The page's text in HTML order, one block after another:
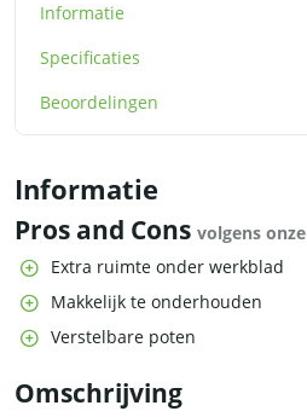
Informatie
Specificaties
Beoordelingen
Informatie
Pros and Cons volgens
Extra ruimte onder werkblad
Makkelijk te onderhouden
Verstelbare poten
Omschrijving